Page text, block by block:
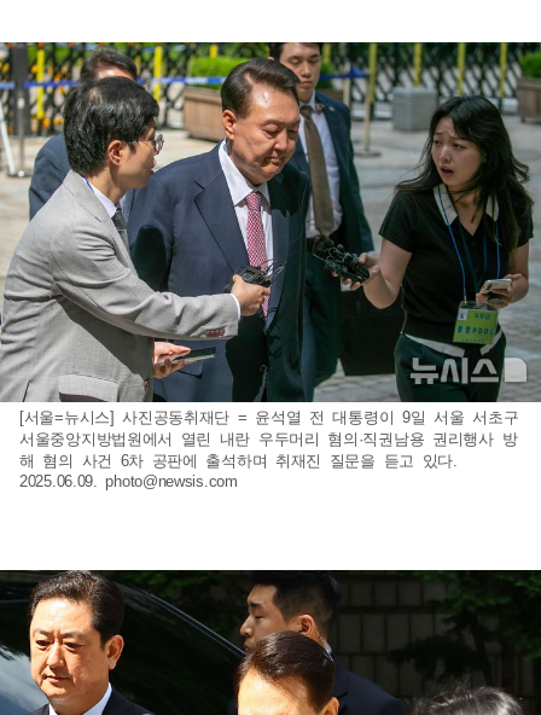
[서울=뉴시스] 사진공동취재단 = 윤석열 전 대통령이 9일 서울 서초구
서울중앙지방법원에서 열린 내란 우두머리 혐의·직권남용 권리행사 방
해 혐의 사건 6차 공판에 출석하며 취재진 질문을 듣고 있다.
2025.06.09.photo@newsis.com